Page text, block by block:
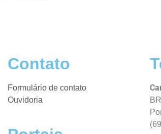
Contato
Formulário de contato
Ouvidoria